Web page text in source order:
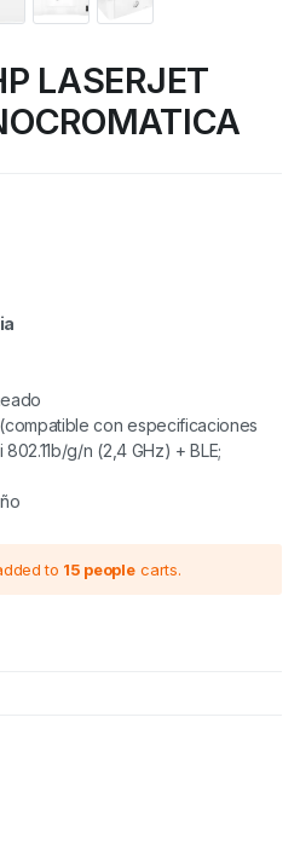
LASERJET
con especificaciones
g/n (2,4 GHz) + BLE;
to 15 people carts.